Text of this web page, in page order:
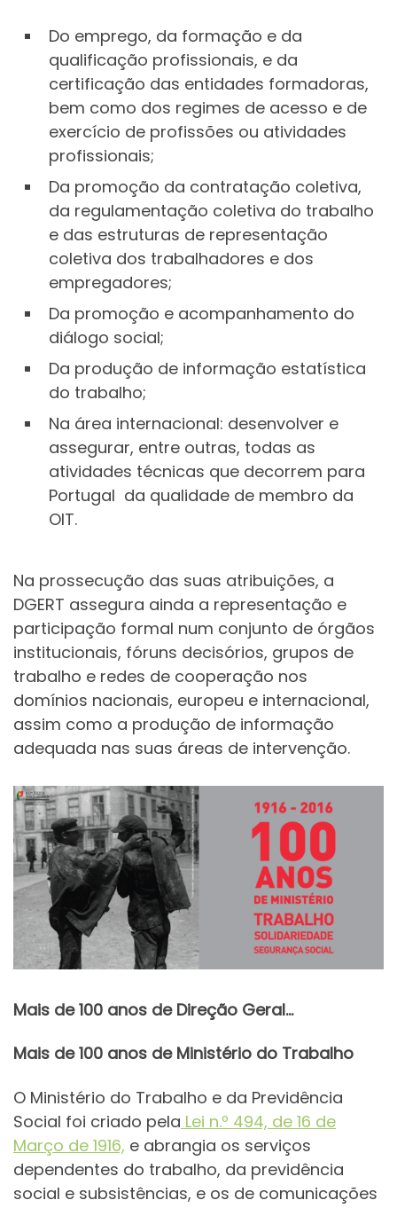
Do emprego, da formação e da
qualificação profissionais, e da
certificação das entidades formadoras,
bem como dos regimes de acesso e de
exercício de profissões ou atividades
profissionais;
Da promoção da contratação coletiva,
da regulamentação coletiva do trabalho
e das estruturas de representação
coletiva dos trabalhadores e dos
empregadores;
Da promoção e acompanhamento do
diálogo social;
Da produção de informação estatística
do trabalho;
Na área internacional: desenvolver e
assegurar, entre outras, todas as
atividades técnicas que decorrem para
Portugal da qualidade de membro da
OIT.
Na prossecução das suas atribuições, a
DGERT assegura ainda a representação e
participação formal num conjunto de órgãos
institucionais, fóruns decisórios, grupos de
trabalho e redes de cooperação nos
domínios nacionais, europeu e internacional,
assim como a produção de informação
adequada nas suas áreas de intervenção.
Mais de 100 anos de Direção Geral…
Mais de 100 anos de Ministério do Trabalho
O Ministério do Trabalho e da Previdência
Social foi criado pela Lei n.º 494, de 16 de
Março de 1916, e abrangia os serviços
dependentes do trabalho, da previdência
social e subsistências, e os de comunicações